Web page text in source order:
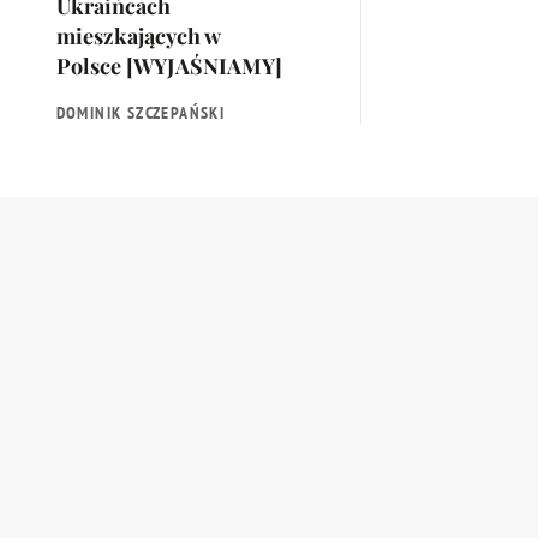
mieszkających w
Polsce [WYJAŚNIAMY]
DOMINIK SZCZEPAŃSKI